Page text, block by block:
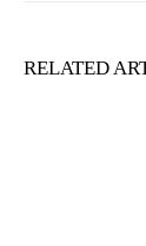
RELATED